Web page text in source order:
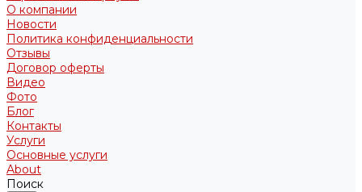
О компании
Новости
Политика конфиденциальности
Отзывы
Договор оферты
Видео
Фото
Блог
Контакты
Услуги
Основные услуги
About
Поиск